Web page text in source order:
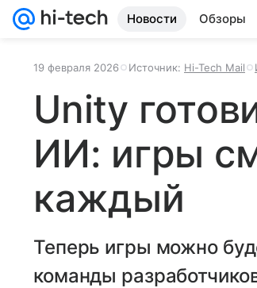
Новости Обзоры
19 февраля 2026 Источник: Hi-Tech Mail
Unity
ИИ: игры
каждый
Теперь игры можно
команды